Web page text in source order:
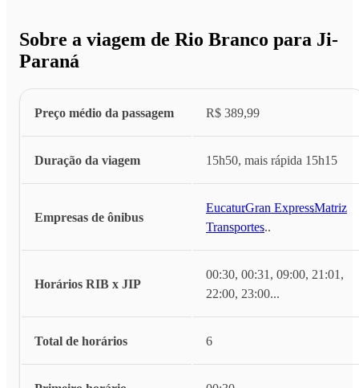
Sobre a viagem de Rio Branco para Ji-
Paraná
Preço médio da passagem R$ 389,99
Duração da viagem 15h50, mais rápida 15h15
Empresas de ônibus
Eucatur,Gran Express,Matriz
Transportes...
Horários RIB x JIP
00:30, 00:31, 09:00, 21:01,
22:00, 23:00...
Total de horários 6